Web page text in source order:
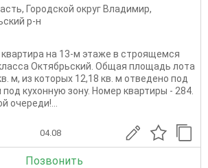
, Городской округ Владимир,
р-н
на 13-м этаже в строящемся
Октябрьский. Общая площадь лота
м, из которых 12,18 кв. м отведено под
кухонную зону. Номер квартиры - 284.
очереди!...
04.08
Позвонить